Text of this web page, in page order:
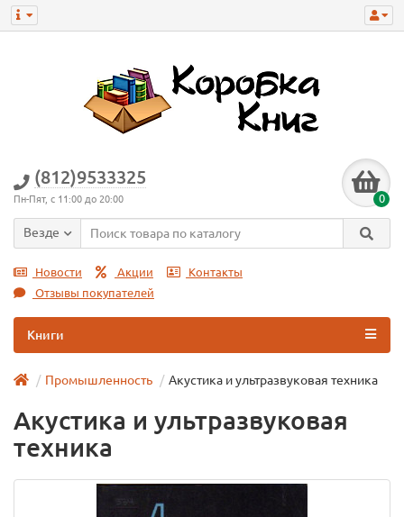
(812)9533325
Пн-Пят, с 11:00 до 20:00 0
Везде
Новости Акции
Контакты
Отзывы покупателей
Книги
Промышленность Акустика и ультразвуковая техника
Акустика и ультразвуковая
техника